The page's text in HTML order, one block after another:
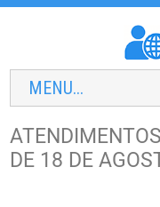
MENU...
DE 18 DE